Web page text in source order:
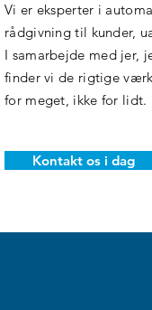
Vi er eksperter i
rådgivning til kunder,
I samarbejde med jer,
finder vi de rigtige
for meget, ikke for lidt.
Kontakt os i dag